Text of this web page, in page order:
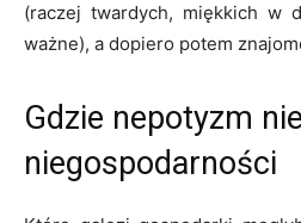
(raczej twardych, miękkich w
ważne), a dopiero potem
Gdzie nepotyzm
niegospodarności